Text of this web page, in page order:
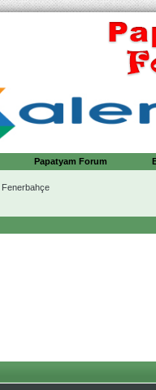
Papatyam Forum
Fenerbahçe